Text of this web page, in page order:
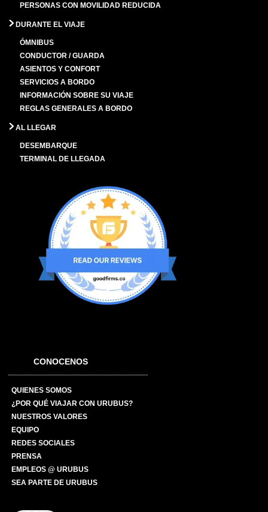
PERSONAS CON MOVILIDAD REDUCIDA
DURANTE EL VIAJE
ÓMNIBUS
CONDUCTOR / GUARDA
ASIENTOS Y CONFORT
SERVICIOS A BORDO
INFORMACIÓN SOBRE SU VIAJE
REGLAS GENERALES A BORDO
AL LLEGAR
DESEMBARQUE
TERMINAL DE LLEGADA
CONOCENOS
QUIENES SOMOS
¿POR QUÉ VIAJAR CON URUBUS?
NUESTROS VALORES
EQUIPO
REDES SOCIALES
PRENSA
EMPLEOS @ URUBUS
SEA PARTE DE URUBUS